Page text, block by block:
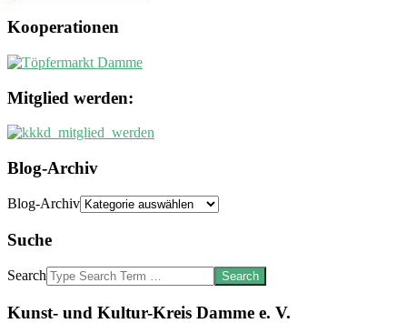
Kooperationen
Mitglied werden:
Blog-Archiv
Blog-Archiv
Suche
Search
Kunst- und Kultur-Kreis Damme e. V.